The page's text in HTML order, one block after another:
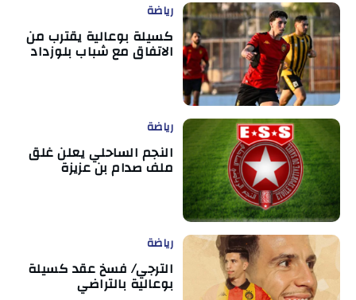
رياضة
كسيلة بوعالية يقترب من
الاتفاق مع شباب بلوزداد
رياضة
النجم الساحلي يعلن غلق
ملف صدام بن عزيزة
رياضة
الترجي/ فسخ عقد كسيلة
بوعالية بالتراضي